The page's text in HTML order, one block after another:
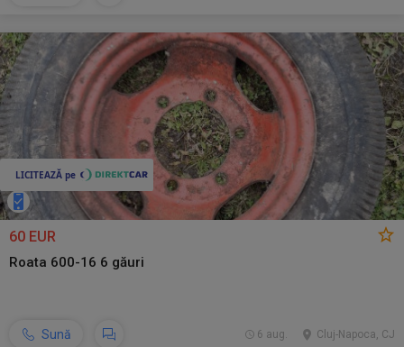
60 EUR
Roata 600-16 6 găuri
Sună Cluj-Napoca, CJ
6 aug.